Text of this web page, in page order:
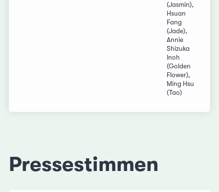
(Jasmin),
Hsuan
Fang
(Jade),
Annie
Shizuka
Inoh
(Golden
Flower),
Ming Hsu
(Tao)
Pressestimmen